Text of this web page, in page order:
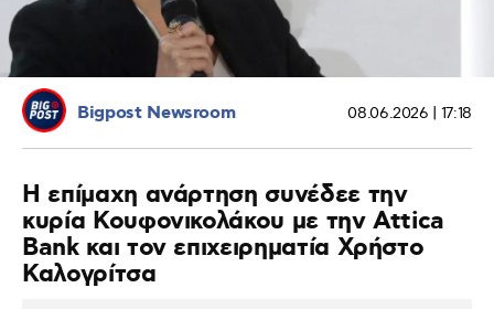
Bigpost Newsroom 08.06.2026 | 17:18
Η επίμαχη ανάρτηση συνέδεε την
κυρία Κουφονικολάκου με την Attica
Bank και τον επιχειρηματία Χρήστο
Καλογρίτσα